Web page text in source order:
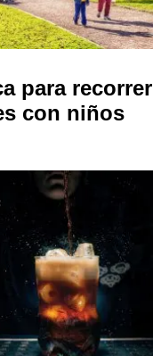
para recorrer
con niños